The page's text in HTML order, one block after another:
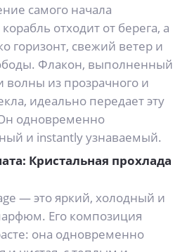
самого начала
отходит от берега, а
горизонт, свежий ветер и
Флакон, выполненный
из прозрачного и
идеально передает эту
одновременно
и instantly узнаваемый.
Кристальная прохлада
— это яркий, холодный и
Его композиция
она одновременно